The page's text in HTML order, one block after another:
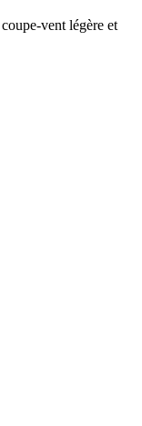
vent légère et